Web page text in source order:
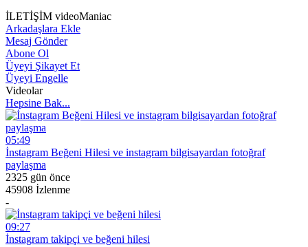
İLETİŞİM videoManiac
Arkadaşlara Ekle
Mesaj Gönder
Abone Ol
Üyeyi Şikayet Et
Üyeyi Engelle
Videolar
Hepsine Bak...
05:49
İnstagram Beğeni Hilesi ve instagram bilgisayardan fotoğraf
paylaşma
2325 gün önce
45908 İzlenme
-
09:27
İnstagram takipçi ve beğeni hilesi